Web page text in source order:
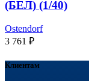
(БЕЛ) (1/40)
Ostendorf
3 761 ₽
Клиентам